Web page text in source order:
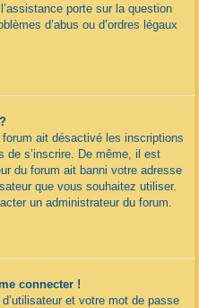
porte sur la question
d’abus ou d’ordres légaux
forum ait désactivé les inscriptions
de s’inscrire. De même, il est
du forum ait banni votre adresse
que vous souhaitez utiliser.
un administrateur du forum.
connecter !
et votre mot de passe